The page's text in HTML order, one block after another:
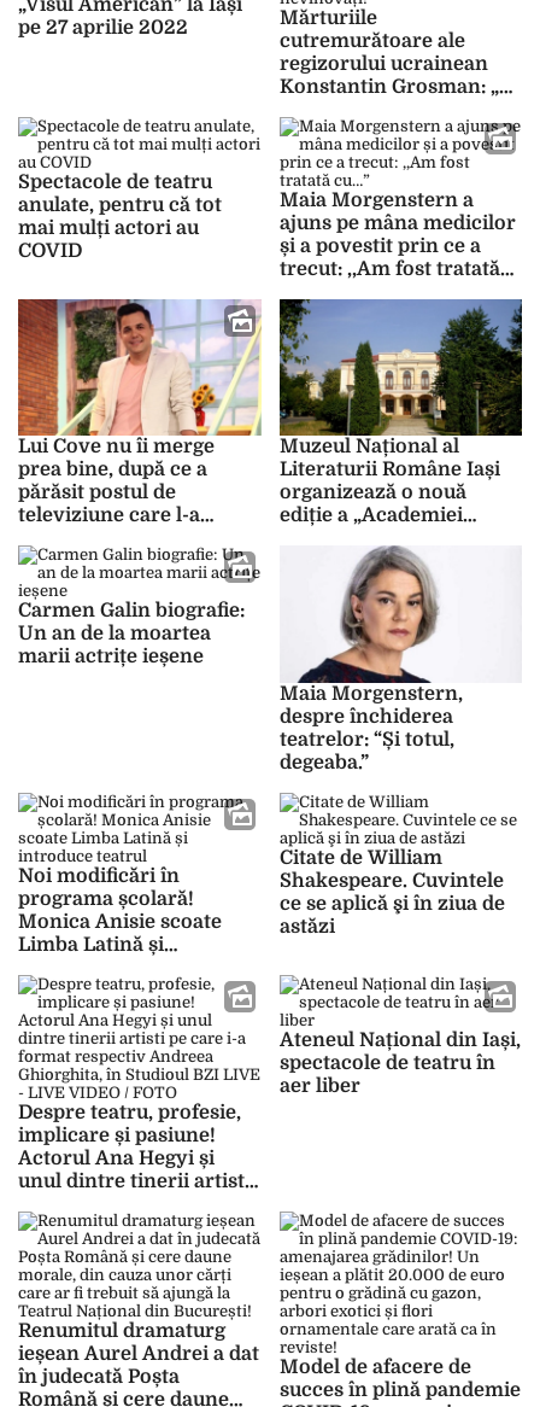
„Visul American” la Iași
pe 27 aprilie 2022
Mărturiile
cutremurătoare ale
regizorului ucrainean
Konstantin Grosman: „E
oameni nevinovați!“
Spectacole de teatru
anulate, pentru că tot
mai mulți actori au
COVID
Maia Morgenstern a
ajuns pe mâna medicilor
și a povestit prin ce a
trecut: ,,Am fost tratată
Lui Cove nu îi merge
prea bine, după ce a
părăsit postul de
televiziune care l-a
știi să împaci pe toată
lumea!”
Muzeul Național al
Literaturii Române Iași
organizează o nouă
ediție a „Academiei
Carmen Galin biografie:
Un an de la moartea
marii actrițe ieșene
Maia Morgenstern,
despre închiderea
teatrelor: “Și totul,
degeaba.”
Noi modificări în
programa școlară!
Monica Anisie scoate
Limba Latină și
Citate de William
Shakespeare. Cuvintele
ce se aplică şi în ziua de
astăzi
Despre teatru, profesie,
implicare și pasiune!
Actorul Ana Hegyi și
unul dintre tinerii artisti
respectiv Andreea
Ghiorghita, în Studioul
BZI LIVE – LIVE VIDEO /
FOTO
Ateneul Național din Iași,
spectacole de teatru în
aer liber
Renumitul dramaturg
ieșean Aurel Andrei a dat
în judecată Poșta
Română și cere daune
Model de afacere de
succes în plină pandemie